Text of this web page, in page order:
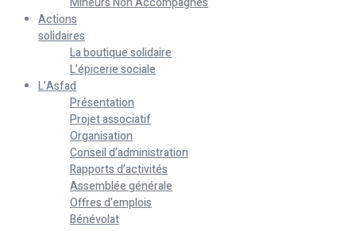
Actions
solidaires
La boutique solidaire
L’épicerie sociale
L’Asfad
Présentation
Projet associatif
Organisation
Conseil d’administration
Rapports d’activités
Assemblée générale
Offres d’emplois
Bénévolat